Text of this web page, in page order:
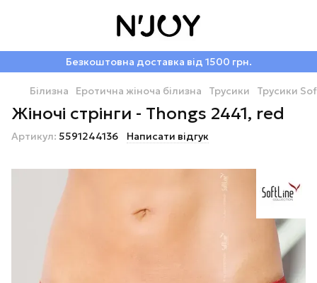
Безкоштовна доставка від 1500 грн.
Білизна Еротична жіноча білизна Трусики Трусики
Жіночі стрінги - Thongs 2441, red
Артикул: 5591244136 Написати відгук